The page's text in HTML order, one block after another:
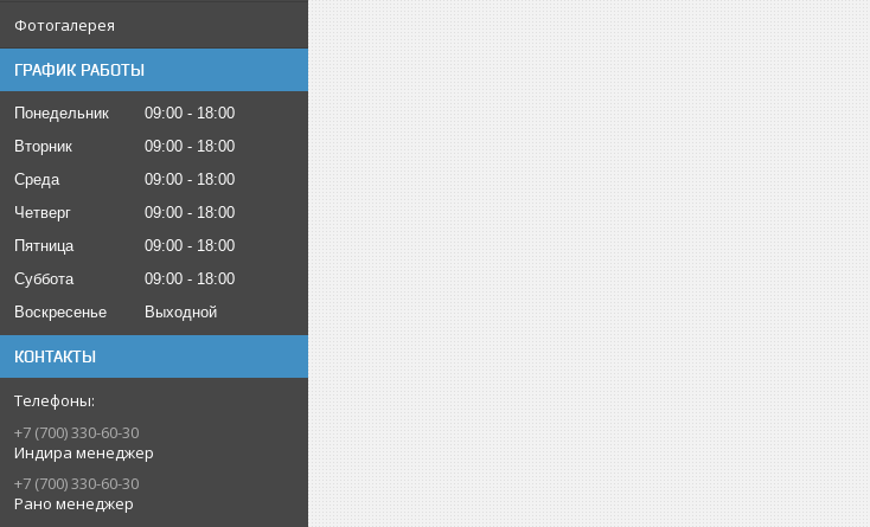
Фотогалерея
ГРАФИК РАБОТЫ
Понедельник 09:00
18:00
Вторник
09:00
18:00
Среда
09:00
18:00
Четверг
09:00
18:00
Пятница
09:00
18:00
Суббота
09:00
18:00
Воскресенье
Выходной
КОНТАКТЫ
+7 (700) 330-60-30
Индира менеджер
+7 (700) 330-60-30
Рано менеджер